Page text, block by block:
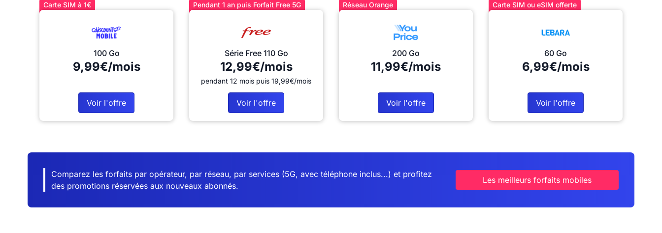
Carte SIM à 1€
100 Go
9,99€/mois
Voir l'offre
Pendant 1 an puis Forfait Free 5G
Série Free 110 Go
12,99€/mois
pendant 12 mois puis 19,99€/mois
Voir l'offre
Réseau Orange
200 Go
11,99€/mois
Voir l'offre
Carte SIM ou eSIM offerte
60 Go
6,99€/mois
Voir l'offre
Comparez les forfaits par opérateur, par réseau, par services (5G, avec téléphone inclus...) et profitez
des promotions réservées aux nouveaux abonnés.
Les meilleurs forfaits mobiles